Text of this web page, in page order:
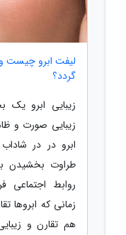
لیفت ابرو چیست
گردد؟
زیبایی ابرو یک
زیبایی صورت و
ابرو در در
طراوت بخشیدن
روابط اجتماعی
زمانی که ابروها
هم تقارن و